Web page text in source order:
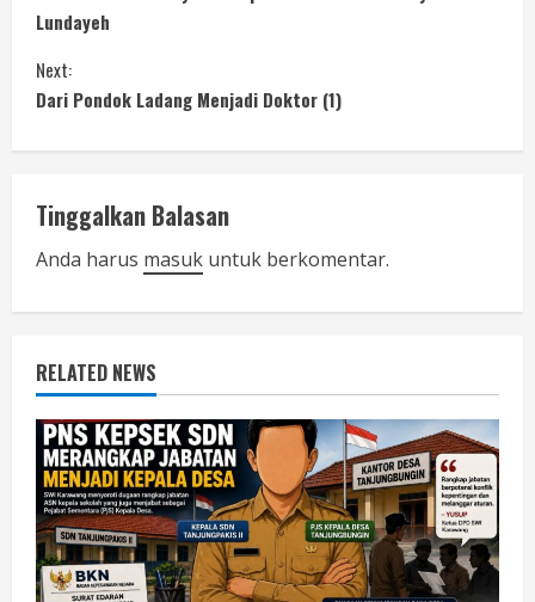
o
n
t
n
u
e
R
e
a
d
i
Lundayeh
Next:
Dari Pondok Ladang Menjadi Doktor (1)
Tinggalkan Balasan
Anda harus masuk untuk berkomentar.
RELATED NEWS